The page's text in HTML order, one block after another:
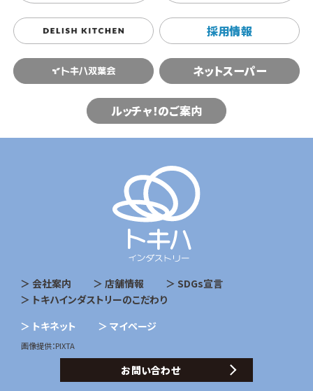
採用情報
ネットスーパー
ルッチャ！のご案内
会社案内 店舗情報
SDGs宣言
トキハインダストリーのこだわり
トキネット
マイページ
画像提供：PIXTA
お問い合わせ